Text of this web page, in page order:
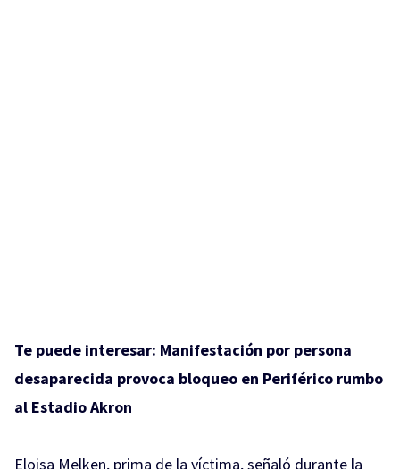
Te puede interesar: Manifestación por persona
desaparecida provoca bloqueo en Periférico rumbo
al Estadio Akron
Eloisa Melken, prima de la víctima, señaló durante la